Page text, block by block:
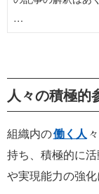
…
人々の積極的
組織内の働く人
持ち、積極的に
や実現能力の強化